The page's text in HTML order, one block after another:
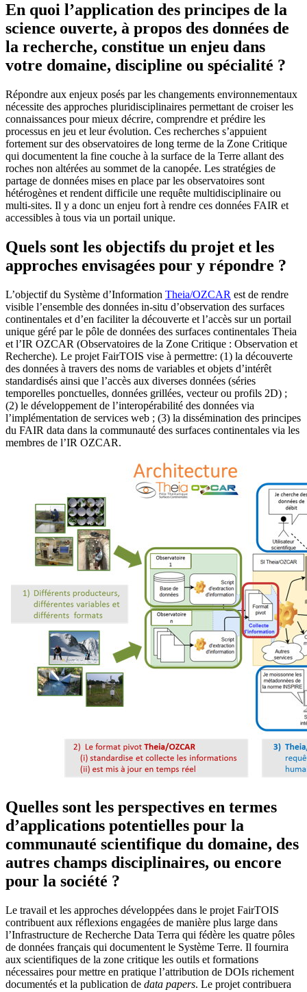
En quoi l’application des principes de la
science ouverte, à propos des données de
la recherche, constitue un enjeu dans
votre domaine, discipline ou spécialité ?
Répondre aux enjeux posés par les changements environnementaux
nécessite des approches pluridisciplinaires permettant de croiser les
connaissances pour mieux décrire, comprendre et prédire les
processus en jeu et leur évolution. Ces recherches s’appuient
fortement sur des observatoires de long terme de la Zone Critique
qui documentent la fine couche à la surface de la Terre allant des
roches non altérées au sommet de la canopée. Les stratégies de
partage de données mises en place par les observatoires sont
hétérogènes et rendent difficile une requête multidisciplinaire ou
multi-sites. Il y a donc un enjeu fort à rendre ces données FAIR et
accessibles à tous via un portail unique.
Quels sont les objectifs du projet et les
approches envisagées pour y répondre ?
L’objectif du Système d’Information Theia/OZCAR est de rendre
visible l’ensemble des données in-situ d’observation des surfaces
continentales et d’en faciliter la découverte et l’accès sur un portail
unique géré par le pôle de données des surfaces continentales Theia
et l’IR OZCAR (Observatoires de la Zone Critique : Observation et
Recherche). Le projet FairTOIS vise à permettre: (1) la découverte
des données à travers des noms de variables et objets d’intérêt
standardisés ainsi que l’accès aux diverses données (séries
temporelles ponctuelles, données grillées, vecteur ou profils 2D) ;
(2) le développement de l’interopérabilité des données via
l’implémentation de services web ; (3) la dissémination des principes
du FAIR data dans la communauté des surfaces continentales via les
membres de l’IR OZCAR.
Quelles sont les perspectives en termes
d’applications potentielles pour la
communauté scientifique du domaine, des
autres champs disciplinaires, ou encore
pour la société ?
Le travail et les approches développées dans le projet FairTOIS
contribuent aux réflexions engagées de manière plus large dans
l’Infrastructure de Recherche Data Terra qui fédère les quatre pôles
de données français qui documentent le Système Terre. Il fournira
aux scientifiques de la zone critique les outils et formations
nécessaires pour mettre en pratique l’attribution de DOIs richement
documentés et la publication de data papers. Le projet contribuera